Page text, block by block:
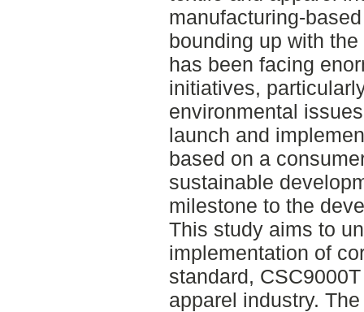
manufacturing-
bounding up with
has been facing
initiatives,
environmental
launch and
based on a
sustainable
milestone to the
This study aims to
implementation of
standard,
apparel industry.